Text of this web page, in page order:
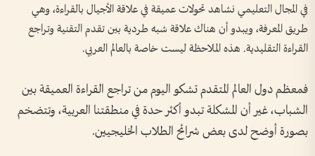
في المجال التعليمي نشاهد تحولات عميقة في علاقة الأجيال بالقراءة، وهي
طريق المعرفة، ويبدو أن هناك علاقة شبه طردية بين تقدم التقنية وتراجع
القراءة التقليدية. هذه الملاحظة ليست خاصة بالعالم العربي.
فمعظم دول العالم المتقدم تشكو اليوم من تراجع القراءة العميقة بين
الشباب، غير أن المشكلة تبدو أكثر حدة في منطقتنا العربية، وتتضخم
بصورة أوضح لدى بعض شرائح الطلاب الخليجيين.